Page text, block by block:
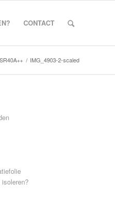
CONTACT
/ IMG_4903-2-scaled